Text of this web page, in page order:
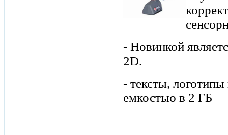
- Новинкой
2D.
- тексты,
емкостью в 2 ГБ